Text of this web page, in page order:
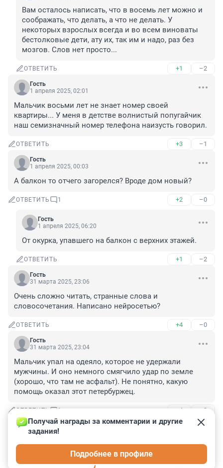
Вам осталось написать, что в восемь лет можно и
соображать, что делать, а что не делать. У
некоторых взрослых всегда и во всем виноваты
бестолковые дети, ату их, так им и надо, раз без
мозгов. Слов нет просто...
ОТВЕТИТЬ +1 –2
Гость
1 апреля 2025, 02:01
Мальчик восьми лет не знает номер своей
квартиры... У меня в детстве волнистый попугайчик
наш семизначный номер телефона наизусть говорил.
ОТВЕТИТЬ +3 –1
Гость
1 апреля 2025, 00:03
А балкон то отчего загорелся? Вроде дом новый?
ОТВЕТИТЬ 1 +2 –0
Гость
1 апреля 2025, 06:20
От окурка, упавшего на балкон с верхних этажей.
ОТВЕТИТЬ +1 –2
Гость
31 марта 2025, 23:06
Очень сложно читать, странные слова и
словосочетания. Написано нейросетью?
ОТВЕТИТЬ +4 –0
Гость
31 марта 2025, 23:04
Мальчик упал на одеяло, которое не удержали
мужчины. И оно немного смягчило удар по земле
(хорошо, что там не асфальт). Не понятно, какую
помощь оказал этот петербуржец.
ОТВЕТИТЬ 1 +4 –3
Евгений СПб
Детей забрал из садика и школы)
Получай награды за комментарии и другие
задания!
Подробнее в профиле